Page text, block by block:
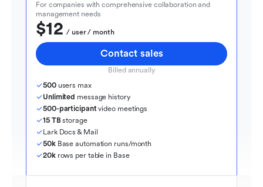
For companies with comprehensive collaboration and
management needs
$12
  / user / month
Contact sales
Billed annually
500 users max
Unlimited message history
500-participant video meetings
15 TB storage
Lark Docs & Mail
50k Base automation runs/month
20k rows per table in Base